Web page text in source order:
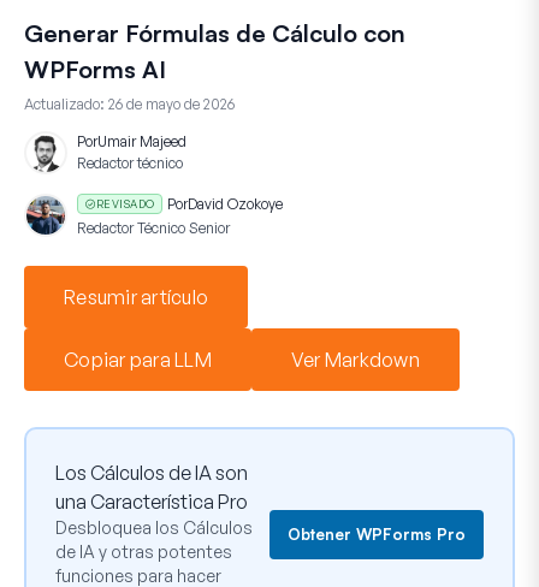
Generar Fórmulas de Cálculo con
WPForms AI
Actualizado: 26 de mayo de 2026
PorUmair Majeed
Redactor técnico
REVISADO PorDavid Ozokoye
Redactor Técnico Senior
Resumir artículo
Copiar para LLM Ver Markdown
Los Cálculos de IA son
una Característica Pro
Desbloquea los Cálculos
de IA y otras potentes
funciones para hacer
Obtener WPForms Pro